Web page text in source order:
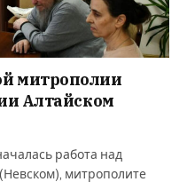
митрополии
Алтайском
работа над
митрополите